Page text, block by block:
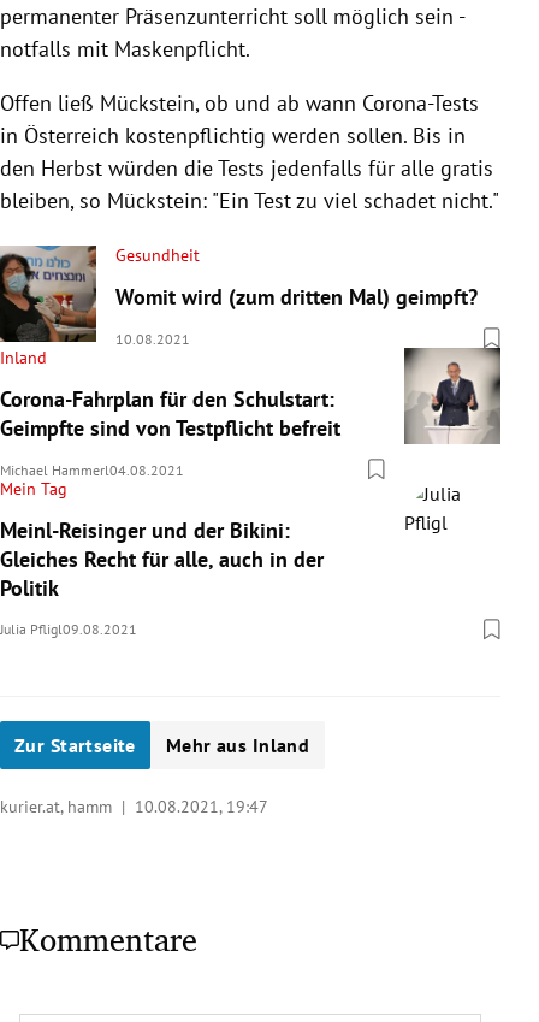
permanenter Präsenzunterricht soll möglich sein -
notfalls mit Maskenpflicht.
Offen ließ Mückstein, ob und ab wann Corona-Tests
in Österreich kostenpflichtig werden sollen. Bis in
den Herbst würden die Tests jedenfalls für alle gratis
bleiben, so Mückstein: "Ein Test zu viel schadet nicht."
Gesundheit
Womit wird (zum dritten Mal) geimpft?
10.08.2021
Inland
Corona-Fahrplan für den Schulstart:
Geimpfte sind von Testpflicht befreit
Michael Hammerl04.08.2021
Mein Tag
Meinl-Reisinger und der Bikini:
Gleiches Recht für alle, auch in der
Politik
Julia Pfligl09.08.2021
Zur Startseite Mehr aus Inland
kurier.at, hamm | 10.08.2021, 19:47
Kommentare